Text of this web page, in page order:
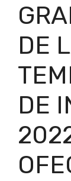
DE
DE